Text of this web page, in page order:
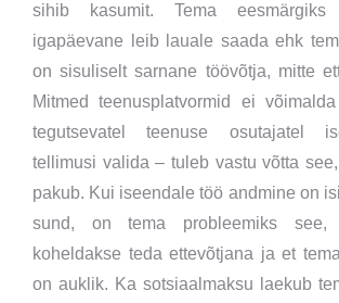
sihib kasumit. Tema
igapäevane leib lauale saada ehk
on sisuliselt sarnane töövõtja, mitte
Mitmed teenusplatvormid ei
tegutsevatel teenuse osutajatel
tellimusi valida – tuleb vastu võtta
pakub. Kui iseendale töö andmine on
sund, on tema probleemiks see,
koheldakse teda ettevõtjana ja et
on auklik. Ka sotsiaalmaksu laekub